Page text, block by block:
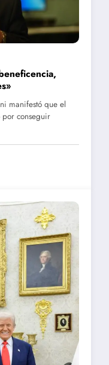
manifestó que el
conseguir